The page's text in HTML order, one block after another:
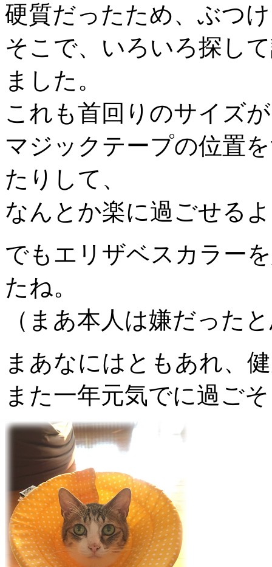
硬質だったため、ぶつ
そこで、いろいろ探し
ました。
これも首回りのサイズ
マジックテープの位置
たりして、
なんとか楽に過ごせる
でもエリザベスカラー
たね。
（まあ本人は嫌だった
まあなにはともあれ、
また一年元気でに過ご